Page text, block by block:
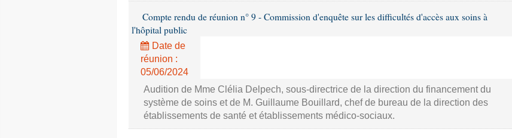
Compte rendu de réunion n° 9 - Commission d'enquête sur les difficultés d'accès aux soins à
l'hôpital public
Date de
réunion :
05/06/2024
Audition de Mme Clélia Delpech, sous-directrice de la direction du financement du
système de soins et de M. Guillaume Bouillard, chef de bureau de la direction des
établissements de santé et établissements médico-sociaux.